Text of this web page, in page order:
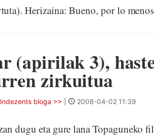
Herizaina: Bueno, por lo
(apirilak 3),
zirkuitua
bloga >> 2008-04-02 11:39
dugu eta gure lana Topaguneko